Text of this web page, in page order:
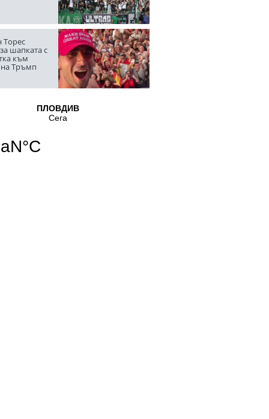
Торес
шапката с
към
Тръмп